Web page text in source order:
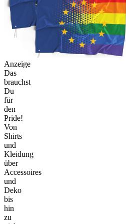
Anzeige
Das
brauchst
Du
für
den
Pride!
Von
Shirts
und
Kleidung
über
Accessoires
und
Deko
bis
hin
zu